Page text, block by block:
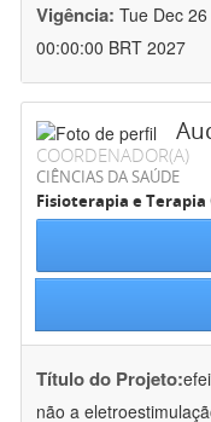
Vigência: Tue Dec
00:00:00 BRT 2027
COORDENADOR(A)
CIÊNCIAS DA SAÚDE
Fisioterapia e
Título do Projeto:
não a